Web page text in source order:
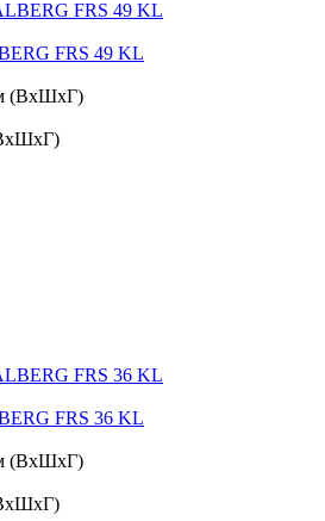
FRS 49 KL
(ВхШхГ)
FRS 36 KL
(ВхШхГ)